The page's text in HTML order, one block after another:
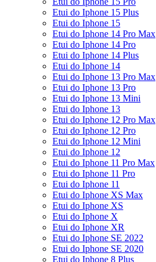
Etui do Iphone 15 Plus
Etui do Iphone 15
Etui do Iphone 14 Pro Max
Etui do Iphone 14 Pro
Etui do Iphone 14 Plus
Etui do Iphone 14
Etui do Iphone 13 Pro Max
Etui do Iphone 13 Pro
Etui do Iphone 13 Mini
Etui do Iphone 13
Etui do Iphone 12 Pro Max
Etui do Iphone 12 Pro
Etui do Iphone 12 Mini
Etui do Iphone 12
Etui do Iphone 11 Pro Max
Etui do Iphone 11 Pro
Etui do Iphone 11
Etui do Iphone XS Max
Etui do Iphone XS
Etui do Iphone X
Etui do Iphone XR
Etui do Iphone SE 2022
Etui do Iphone SE 2020
Etui do Iphone 8 Plus